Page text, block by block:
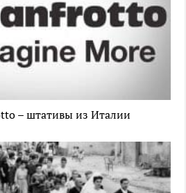
– штативы из Италии